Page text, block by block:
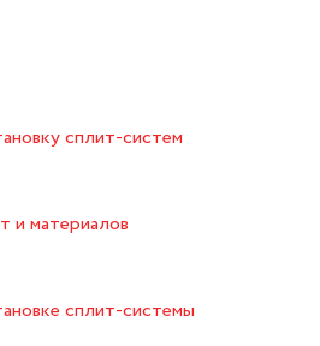
сплит-систем
и материалов
сплит-системы